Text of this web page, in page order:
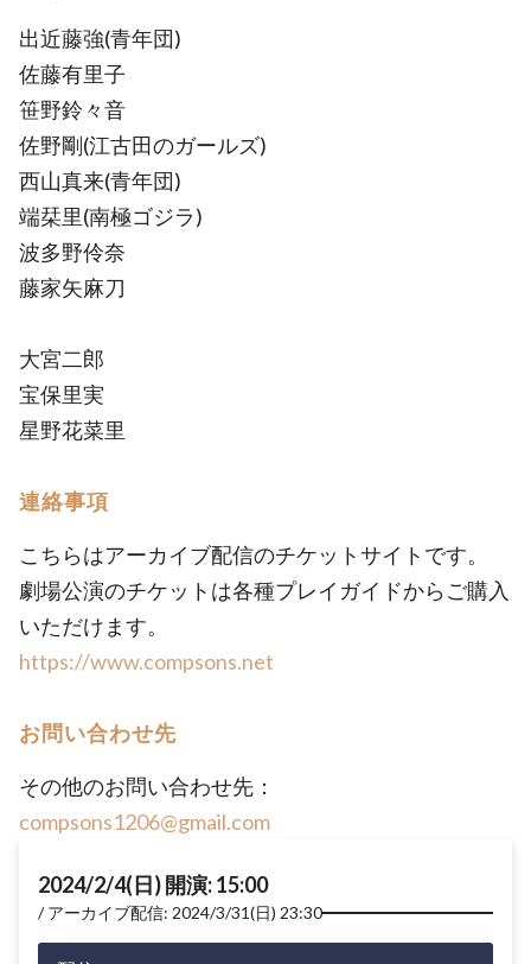
出近藤強(青年団)
佐藤有里子
笹野鈴々音
佐野剛(江古田のガールズ)
西山真来(青年団)
端栞里(南極ゴジラ)
波多野伶奈
藤家矢麻刀
大宮二郎
宝保里実
星野花菜里
連絡事項
こちらはアーカイブ配信のチケットサイトです。
劇場公演のチケットは各種プレイガイドからご購入
いただけます。
https://www.compsons.net
お問い合わせ先
その他のお問い合わせ先：
compsons1206@gmail.com
2024/2/4(日) 開演: 15:00
アーカイブ配信: 2024/3/31(日) 23:30